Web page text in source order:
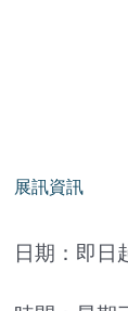
展訊資訊
日期：即日